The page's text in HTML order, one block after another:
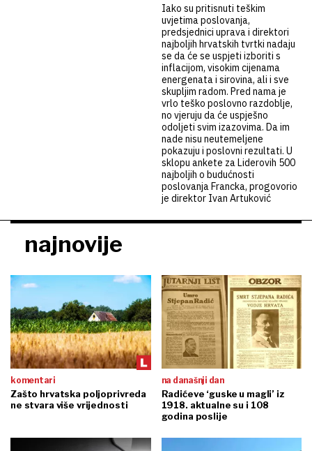
Iako su pritisnuti teškim
uvjetima poslovanja,
predsjednici uprava i direktori
najboljih hrvatskih tvrtki nadaju
se da će se uspjeti izboriti s
inflacijom, visokim cijenama
energenata i sirovina, ali i sve
skupljim radom. Pred nama je
vrlo teško poslovno razdoblje,
no vjeruju da će uspješno
odoljeti svim izazovima. Da im
nade nisu neutemeljene
pokazuju i poslovni rezultati. U
sklopu ankete za Liderovih 500
najboljih o budućnosti
poslovanja Francka, progovorio
je direktor Ivan Artuković
najnovije
komentari
Zašto hrvatska poljoprivreda
ne stvara više vrijednosti
na današnji dan
Radićeve ‘guske u magli’ iz
1918. aktualne su i 108
godina poslije